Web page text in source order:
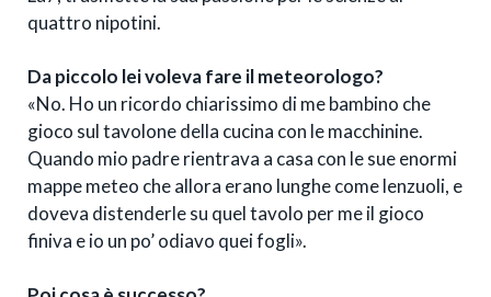
quattro nipotini.
Da piccolo lei voleva fare il meteorologo?
«No. Ho un ricordo chiarissimo di me bambino che
gioco sul tavolone della cucina con le macchinine.
Quando mio padre rientrava a casa con le sue enormi
mappe meteo che allora erano lunghe come lenzuoli, e
doveva distenderle su quel tavolo per me il gioco
finiva e io un po’ odiavo quei fogli».